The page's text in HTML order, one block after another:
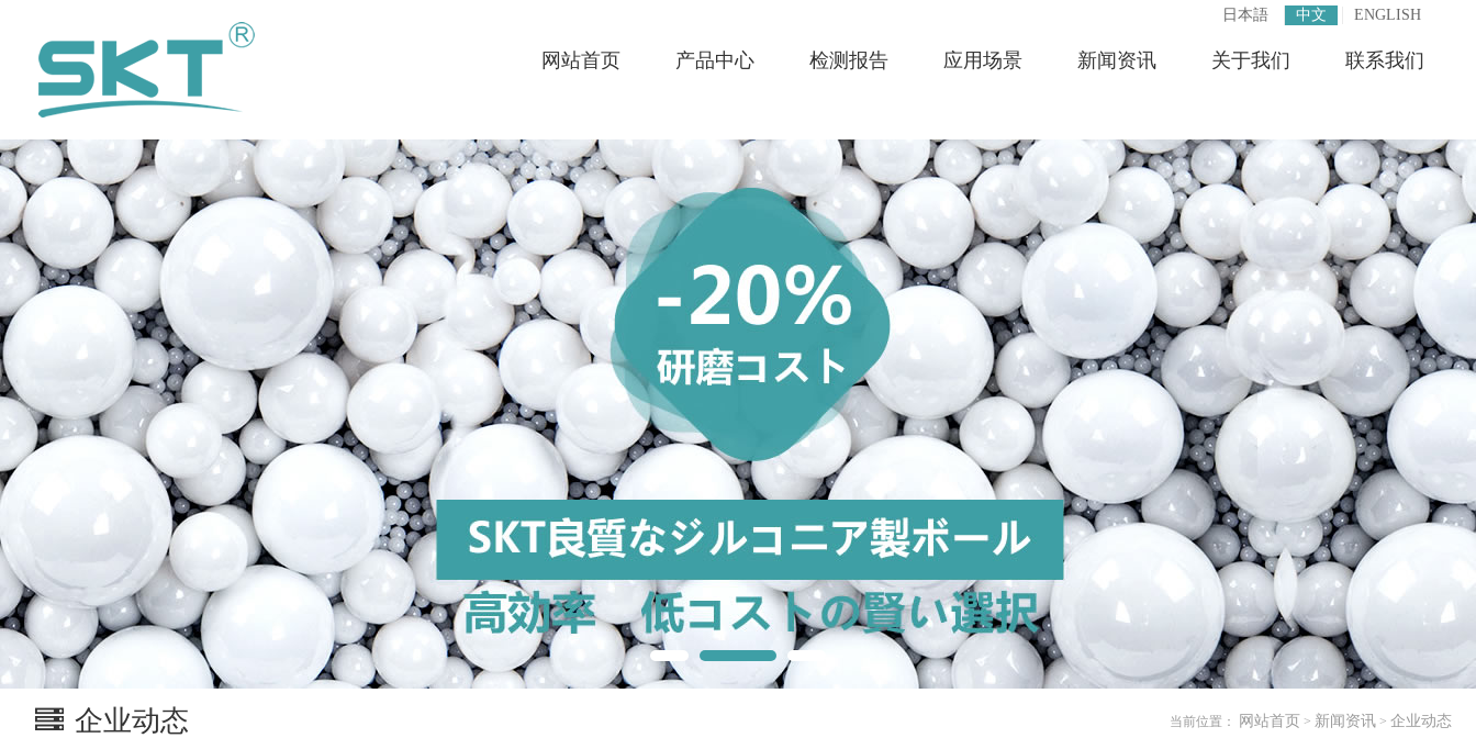
网站首页 产品中心 检测报告 应用场景 新闻资讯 关于我们 联系我们
日本語 中文 ENGLISH
企业动态 当前位置： 网站首页 > 新闻资讯 > 企业动态